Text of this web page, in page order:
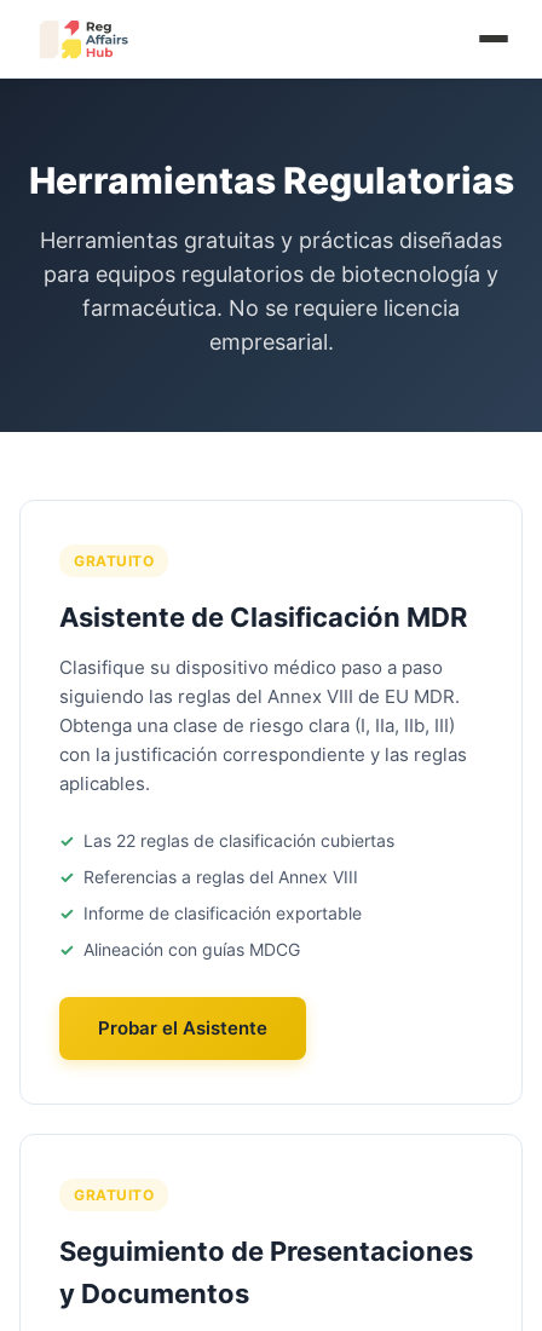
Herramientas Regulatorias
Herramientas gratuitas y prácticas diseñadas
para equipos regulatorios de biotecnología y
farmacéutica. No se requiere licencia
empresarial.
GRATUITO
Asistente de Clasificación MDR
Clasifique su dispositivo médico paso a paso
siguiendo las reglas del Annex VIII de EU MDR.
Obtenga una clase de riesgo clara (I, IIa, IIb, III)
con la justificación correspondiente y las reglas
aplicables.
Las 22 reglas de clasificación cubiertas
Referencias a reglas del Annex VIII
Informe de clasificación exportable
Alineación con guías MDCG
Probar el Asistente
GRATUITO
Seguimiento de Presentaciones
y Documentos